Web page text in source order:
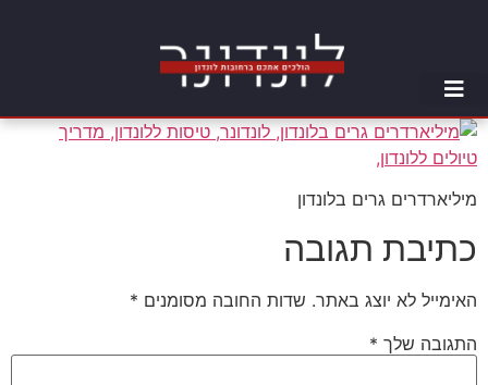
מיליארדרים גרים בלונדון
כתיבת תגובה
האימייל לא יוצג באתר. שדות החובה מסומנים *
התגובה שלך *